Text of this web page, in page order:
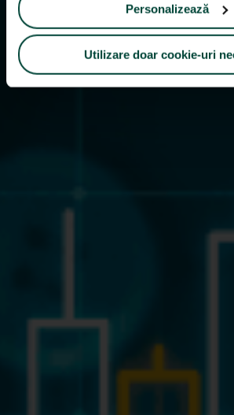
Personalizează
Utilizare doar cookie-uri